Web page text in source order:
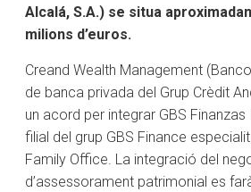
Alcalá, S.A.) se situa
milions d’euros.
Creand Wealth Management
de banca privada del Grup Crèdit
un acord per integrar GBS Finanzas
filial del grup GBS Finance
Family Office. La integració del
d’assessorament patrimonial es